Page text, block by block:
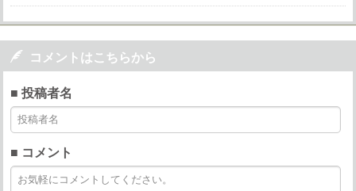
 コメントはこちらから
■ 投稿者名
■ コメント